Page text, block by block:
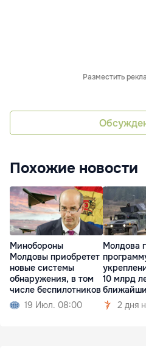
Разместить
Похожие новости
Минобороны
Молдовы приобретет
новые системы
обнаружения, в том
числе беспилотников
19 Июл. 08:00
Молдова
10 млрд
2 дня